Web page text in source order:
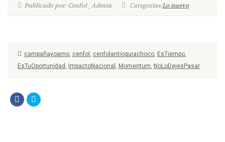
Publicado por: Cenfol_Admin
Categorías:Lo nuevo
campañayoamo, cenfol , cenfolantioquiachoco, EsTiempo,
EsTuOportunidad , ImpactoNacional , Momentum, NoLoDejesPasar